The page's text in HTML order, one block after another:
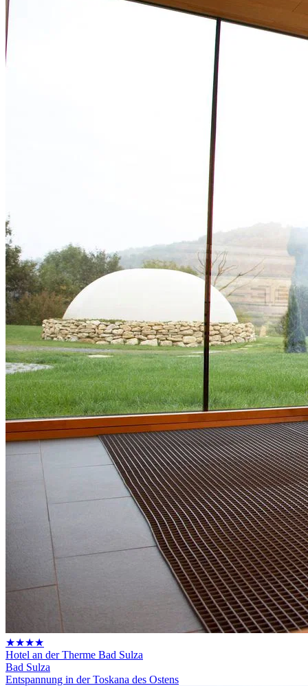
★★★★
Hotel an der Therme Bad Sulza
Bad Sulza
Entspannung in der Toskana des Ostens